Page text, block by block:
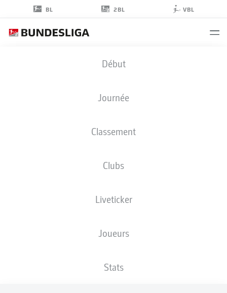
BL 2BL VBL
Début
Journée
Classement
Clubs
Liveticker
Joueurs
Stats